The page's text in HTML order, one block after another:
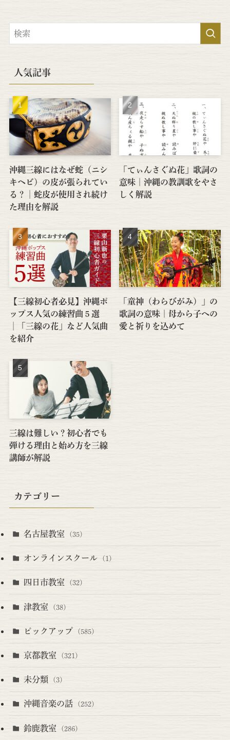
人気記事
沖縄三線にはなぜ蛇（ニシ
キヘビ）の皮が張られてい
る？│蛇皮が使用され続け
た理由を解説
「てぃんさぐぬ花」歌詞の
意味｜沖縄の教訓歌をやさ
しく解説
【三線初心者必見】沖縄ポ
ップス人気の練習曲５選
│「三線の花」など人気曲
を紹介
「童神（わらびがみ）」の
歌詞の意味｜母から子への
愛と祈りを込めて
三線は難しい？初心者でも
弾ける理由と始め方を三線
講師が解説
カテゴリー
名古屋教室 (35)
オンラインスクール (1)
四日市教室 (32)
津教室 (38)
ピックアップ (585)
京都教室 (321)
未分類 (3)
沖縄音楽の話 (252)
鈴鹿教室 (286)